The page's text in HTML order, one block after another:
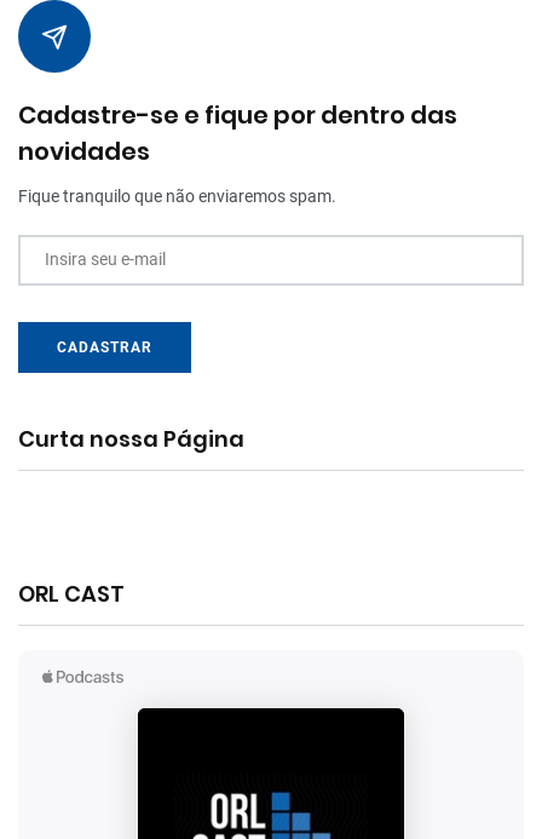
Cadastre-se e fique por dentro das
novidades
Fique tranquilo que não enviaremos spam.
Insira seu e-mail
CADASTRAR
Curta nossa Página
ORL CAST